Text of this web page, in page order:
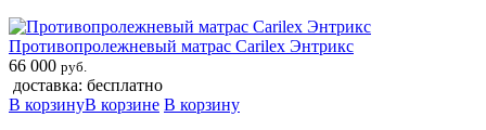
Противопролежневый матрас Carilex Энтрикс
66 000 руб.
доставка: бесплатно
В корзинуВ корзине В корзину